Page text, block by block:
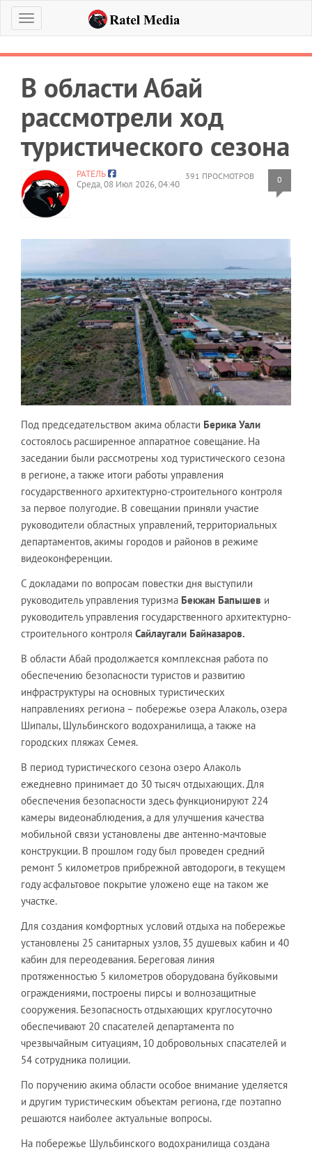
Меню
В области Абай
рассмотрели ход
туристического сезона
391 ПРОСМОТРОВ 0
РАТЕЛЬ
Среда, 08 Июл 2026, 04:40
Под председательством акима области Берика Уали
состоялось расширенное аппаратное совещание. На
заседании были рассмотрены ход туристического сезона
в регионе, а также итоги работы управления
государственного архитектурно-строительного контроля
за первое полугодие. В совещании приняли участие
руководители областных управлений, территориальных
департаментов, акимы городов и районов в режиме
видеоконференции.
С докладами по вопросам повестки дня выступили
руководитель управления туризма Бекжан Бапышев и
руководитель управления государственного архитектурно-
строительного контроля Сайлаугали Байназаров.
В области Абай продолжается комплексная работа по
обеспечению безопасности туристов и развитию
инфраструктуры на основных туристических
направлениях региона – побережье озера Алаколь, озера
Шипалы, Шульбинского водохранилища, а также на
городских пляжах Семея.
В период туристического сезона озеро Алаколь
ежедневно принимает до 30 тысяч отдыхающих. Для
обеспечения безопасности здесь функционируют 224
камеры видеонаблюдения, а для улучшения качества
мобильной связи установлены две антенно-мачтовые
конструкции. В прошлом году был проведен средний
ремонт 5 километров прибрежной автодороги, в текущем
году асфальтовое покрытие уложено еще на таком же
участке.
Для создания комфортных условий отдыха на побережье
установлены 25 санитарных узлов, 35 душевых кабин и 40
кабин для переодевания. Береговая линия
протяженностью 5 километров оборудована буйковыми
ограждениями, построены пирсы и волнозащитные
сооружения. Безопасность отдыхающих круглосуточно
обеспечивают 20 спасателей департамента по
чрезвычайным ситуациям, 10 добровольных спасателей и
54 сотрудника полиции.
По поручению акима области особое внимание уделяется
и другим туристическим объектам региона, где поэтапно
решаются наиболее актуальные вопросы.
На побережье Шульбинского водохранилища создана